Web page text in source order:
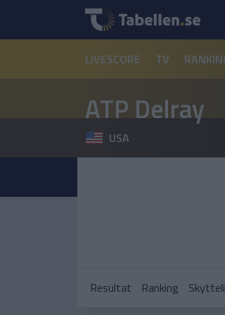
LIVESCORE TV
ATP Delray
USA
Resultat Ranking